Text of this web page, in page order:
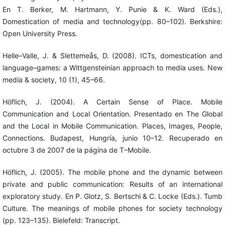
En T. Berker, M. Hartmann, Y. Punie & K. Ward (Eds.),
Domestication of media and technology(pp. 80–102). Berkshire:
Open University Press.
Helle–Valle, J. & Slettemeås, D. (2008). ICTs, domestication and
language–games: a Wittgensteinian approach to media uses. New
media & society, 10 (1), 45–66.
Höflich, J. (2004). A Certain Sense of Place. Mobile
Communication and Local Orientation. Presentado en The Global
and the Local in Mobile Communication. Places, Images, People,
Connections. Budapest, Hungría, junio 10–12. Recuperado en
octubre 3 de 2007 de la página de T–Mobile.
Höflich, J. (2005). The mobile phone and the dynamic between
private and public communication: Results of an international
exploratory study. En P. Glotz, S. Bertschi & C. Locke (Eds.). Tumb
Culture. The meanings of mobile phones for society technology
(pp. 123–135). Bielefeld: Transcript.